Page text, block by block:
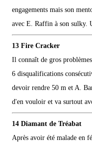
engagements mais son
avec E. Raffin à son sulky.
13 Fire Cracker
Il connaît de gros
6 disqualifications
devoir rendre 50 m et A.
d'en vouloir et va surtout
14 Diamant de Tréabat
Après avoir été malade en